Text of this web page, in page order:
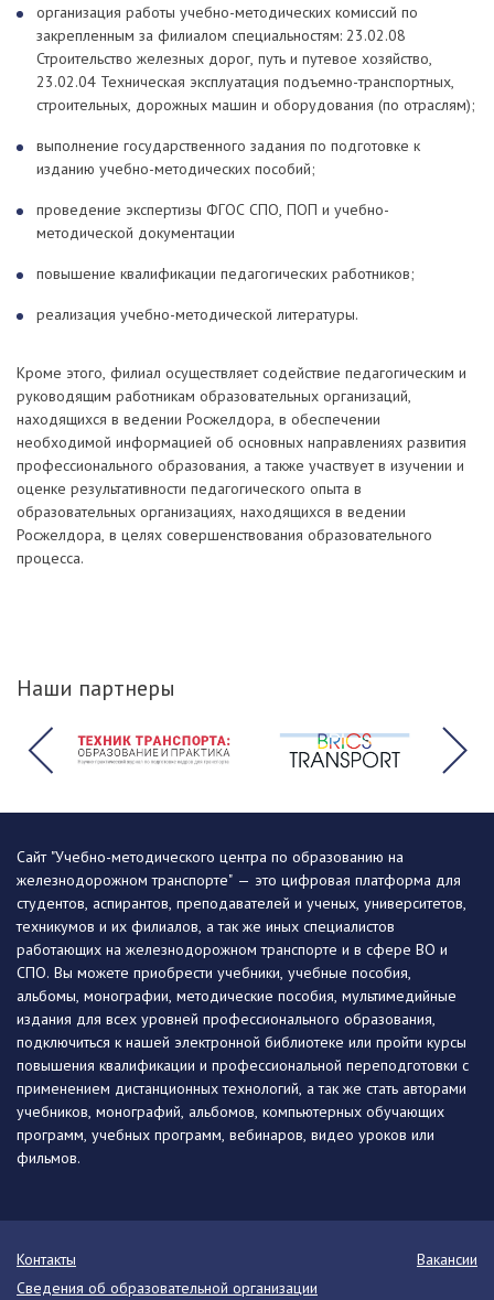
организация работы учебно-методических комиссий по
закрепленным за филиалом специальностям: 23.02.08
Строительство железных дорог, путь и путевое хозяйство,
23.02.04 Техническая эксплуатация подъемно-транспортных,
строительных, дорожных машин и оборудования (по отраслям);
выполнение государственного задания по подготовке к
изданию учебно-методических пособий;
проведение экспертизы ФГОС СПО, ПОП и учебно-
методической документации
повышение квалификации педагогических работников;
реализация учебно-методической литературы.
Кроме этого, филиал осуществляет содействие педагогическим и
руководящим работникам образовательных организаций,
находящихся в ведении Росжелдора, в обеспечении
необходимой информацией об основных направлениях развития
профессионального образования, а также участвует в изучении и
оценке результативности педагогического опыта в
образовательных организациях, находящихся в ведении
Росжелдора, в целях совершенствования образовательного
процесса.
Наши партнеры
Сайт "Учебно-методического центра по образованию на
железнодорожном транспорте" — это цифровая платформа для
студентов, аспирантов, преподавателей и ученых, университетов,
техникумов и их филиалов, а так же иных специалистов
работающих на железнодорожном транспорте и в сфере ВО и
СПО. Вы можете приобрести учебники, учебные пособия,
альбомы, монографии, методические пособия, мультимедийные
издания для всех уровней профессионального образования,
подключиться к нашей электронной библиотеке или пройти курсы
повышения квалификации и профессиональной переподготовки с
применением дистанционных технологий, а так же стать авторами
учебников, монографий, альбомов, компьютерных обучающих
программ, учебных программ, вебинаров, видео уроков или
фильмов.
Контакты
Вакансии
Сведения об образовательной организации